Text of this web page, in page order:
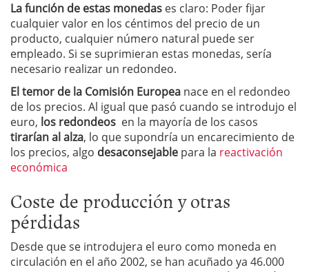
La función de estas monedas es claro: Poder fijar
cualquier valor en los céntimos del precio de un
producto, cualquier número natural puede ser
empleado. Si se suprimieran estas monedas, sería
necesario realizar un redondeo.
El temor de la Comisión Europea nace en el redondeo
de los precios. Al igual que pasó cuando se introdujo el
euro, los redondeos en la mayoría de los casos
tirarían al alza, lo que supondría un encarecimiento de
los precios, algo desaconsejable para la reactivación
económica
Coste de producción y otras
pérdidas
Desde que se introdujera el euro como moneda en
circulación en el año 2002, se han acuñado ya 46.000